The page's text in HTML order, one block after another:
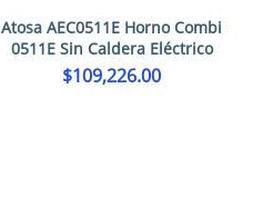
Atosa AEC0511E Horno Combi
0511E Sin Caldera Eléctrico
$109,226.00